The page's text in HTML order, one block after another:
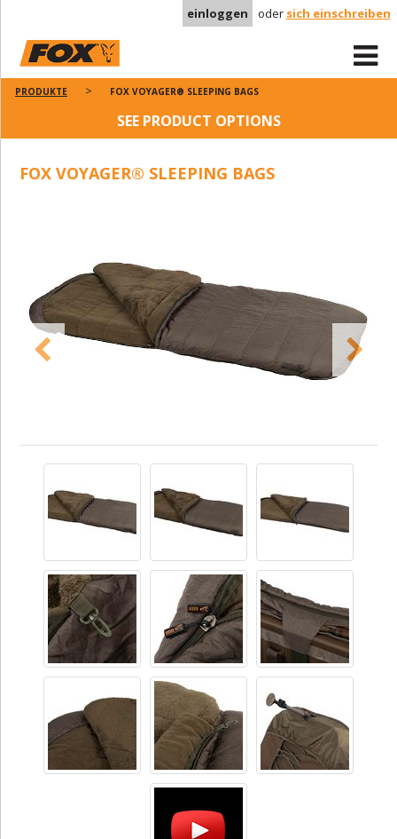
einloggen oder sich einschreiben
PRODUKTE FOX VOYAGER® SLEEPING BAGS
SEE PRODUCT OPTIONS
FOX VOYAGER® SLEEPING BAGS